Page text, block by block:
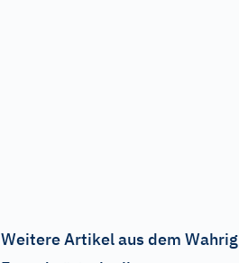
Weitere Artikel aus dem Wahrig